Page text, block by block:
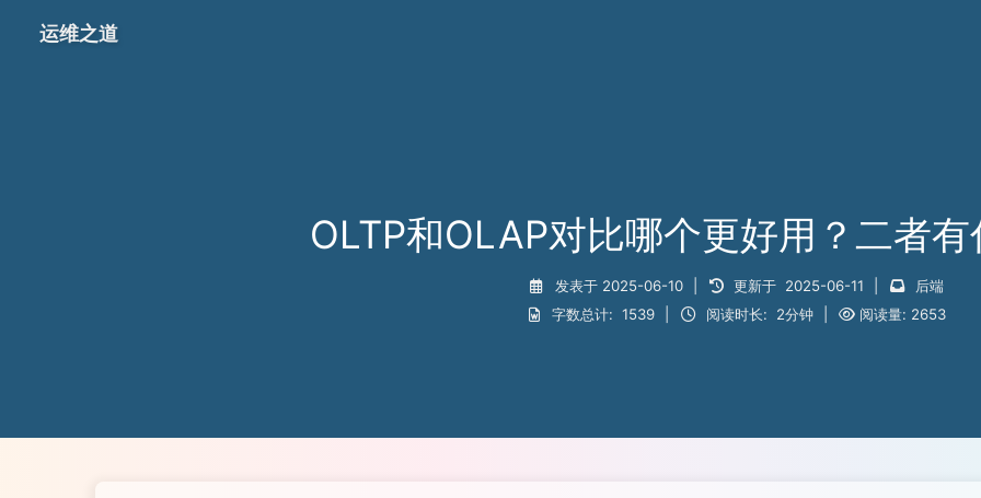
OLTP和OLAP对比哪个更好用？二者
发表于 2025-06-10 更新于 2025-06-11
后端
字数总计: 1539 阅读时长: 2分钟 阅读量: 2653
运维之道